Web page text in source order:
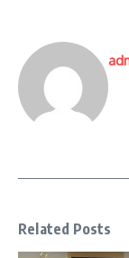
Related Posts